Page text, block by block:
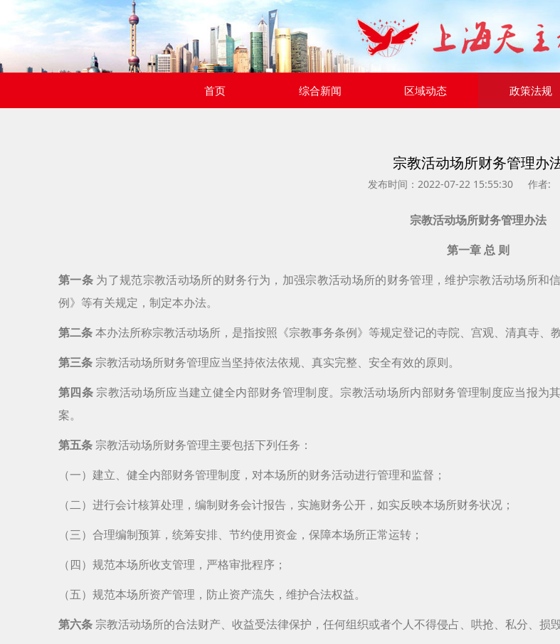
首页 综合新闻 区域动态 政策法规
宗教活动场所财务管理办
发布时间：2022-07-22 15:55:30 作者:
宗教活动场所财务管理办法
第一章 总 则
第一条 为了规范宗教活动场所的财务行为，加强宗教活动场所的财务管理，维护宗教活动场所
例》等有关规定，制定本办法。
第二条本办法所称宗教活动场所，是指按照《宗教事务条例》等规定登记的寺院、宫观、清真寺、
第三条 宗教活动场所财务管理应当坚持依法依规、真实完整、安全有效的原则。
第四条 宗教活动场所应当建立健全内部财务管理制度。宗教活动场所内部财务管理制度应当报
案。
第五条 宗教活动场所财务管理主要包括下列任务：
（一）建立、健全内部财务管理制度，对本场所的财务活动进行管理和监督；
（二）进行会计核算处理，编制财务会计报告，实施财务公开，如实反映本场所财务状况；
（三）合理编制预算，统筹安排、节约使用资金，保障本场所正常运转；
（四）规范本场所收支管理，严格审批程序；
（五）规范本场所资产管理，防止资产流失，维护合法权益。
第六条 宗教活动场所的合法财产、收益受法律保护，任何组织或者个人不得侵占、哄抢、私分、损